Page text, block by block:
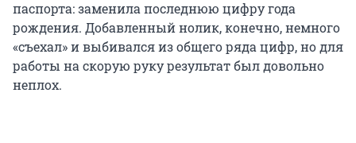
паспорта: заменила последнюю цифру года
рождения. Добавленный нолик, конечно, немного
«съехал» и выбивался из общего ряда цифр, но для
работы на скорую руку результат был довольно
неплох.